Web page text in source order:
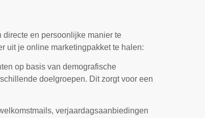
en persoonlijke manier te
uit je online marketingpakket te halen:
op basis van demografische
doelgroepen. Dit zorgt voor een
verjaardagsaanbiedingen